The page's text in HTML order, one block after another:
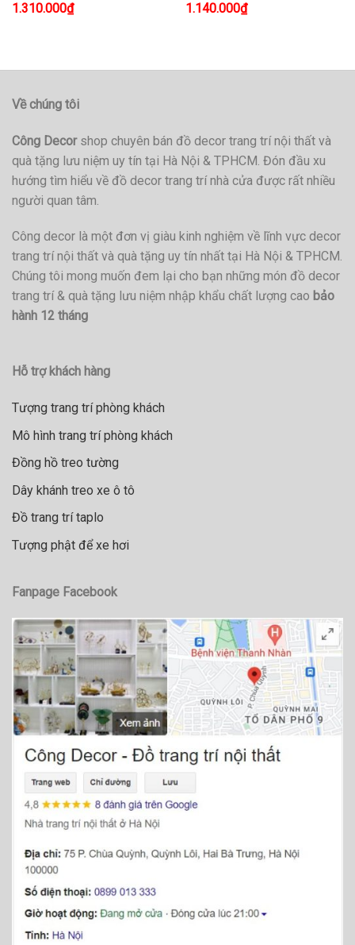
1.310.000₫ 1.140.000₫
Về chúng tôi
Công Decorshop chuyên bán đồ decor trang trí nội thất và
quà tặng lưu niệm uy tín tại Hà Nội & TPHCM. Đón đầu xu
hướng tìm hiểu về đồ decor trang trí nhà cửa được rất nhiều
người quan tâm.
Công decor là một đơn vị giàu kinh nghiệm về lĩnh vực decor
trang trí nội thất và quà tặng uy tín nhất tại Hà Nội & TPHCM.
Chúng tôi mong muốn đem lại cho bạn những món đồ decor
trang trí & quà tặng lưu niệm nhập khẩu chất lượng cao bảo
hành 12 tháng
Hỗ trợ khách hàng
Tượng trang trí phòng khách
Mô hình trang trí phòng khách
Đồng hồ treo tường
Dây khánh treo xe ô tô
Đồ trang trí taplo
Tượng phật để xe hơi
Fanpage Facebook